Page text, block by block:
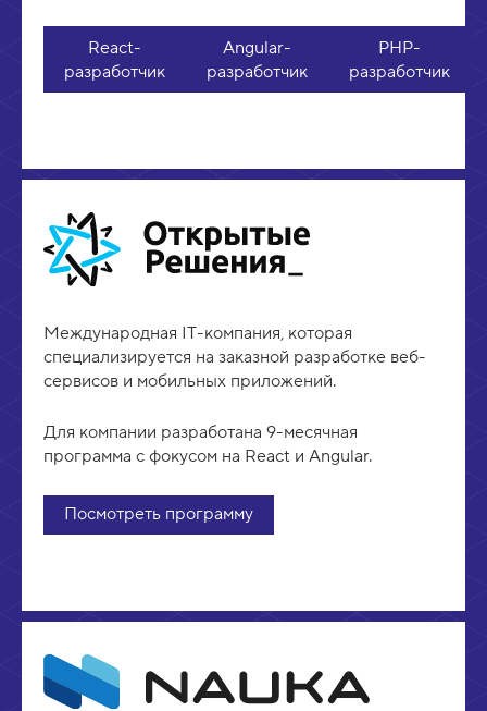
React-
разработчик
Angular-
разработчик
PHP-
разработчик
Международная IT-компания, которая
специализируется на заказной разработке веб-
сервисов и мобильных приложений.
Для компании разработана 9-месячная
программа с фокусом на React и Angular.
Посмотреть программу